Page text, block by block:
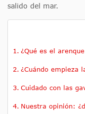
salido del mar.
¿Qué es el
¿Cuándo empieza
Cuidado con las
Nuestra opinión: